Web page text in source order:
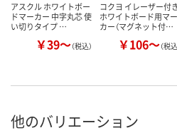
アスクル ホワイトボー
ドマーカー 中字丸芯 使
い切りタイプ …
￥39～（税込）
コクヨ イレーザー付
ホワイトボード用マー
カー（マグネット付…
￥106～（税込
他のバリエーション